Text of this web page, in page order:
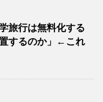
旅行は無料化する
するのか」←これ